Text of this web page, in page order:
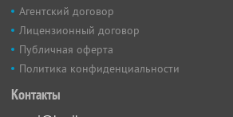
Агентский договор
Лицензионный договор
Публичная оферта
Политика конфиденциальности
Контакты